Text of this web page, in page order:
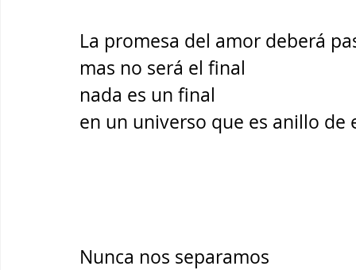
La promesa del amor deberá
mas no será el final
nada es un final
en un universo que es anillo de
Nunca nos separamos